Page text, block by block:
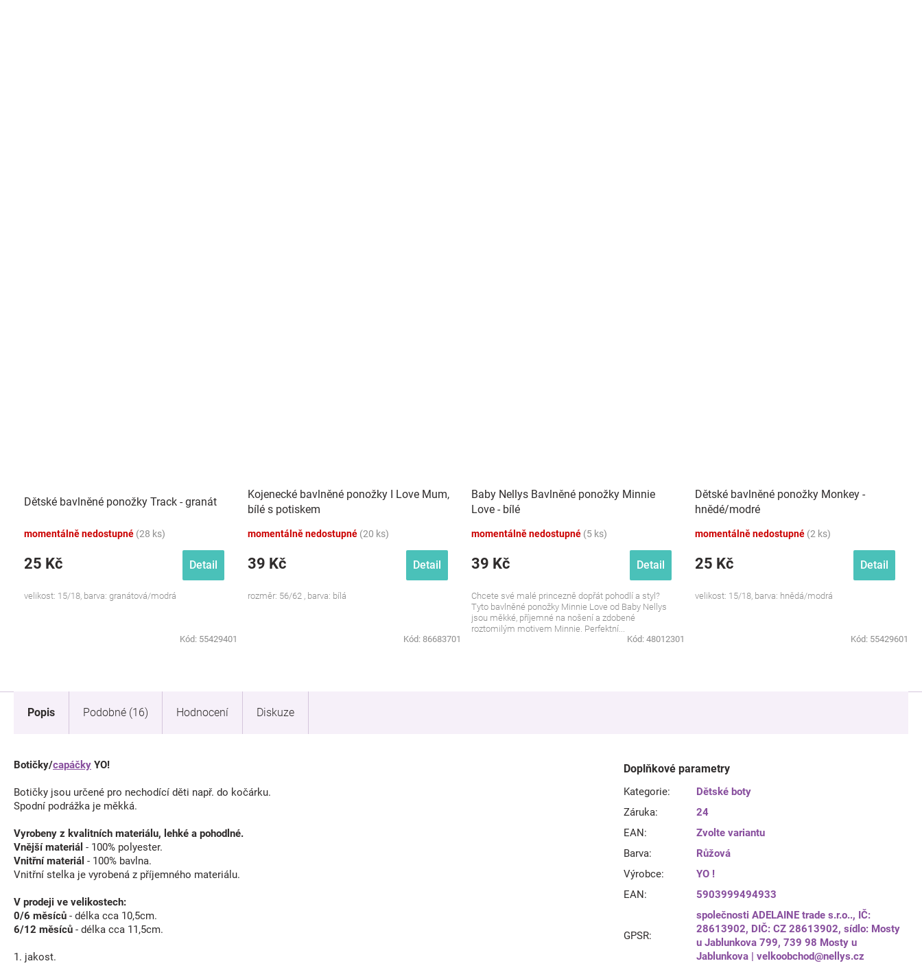
Dětské bavlněné ponožky Track - granát
momentálně nedostupné (28 ks)
25 Kč Detail
velikost: 15/18, barva: granátová/modrá
Kód: 55429401
Kojenecké bavlněné ponožky I Love Mum,
bílé s potiskem
momentálně nedostupné (20 ks)
39 Kč Detail
rozměr: 56/62 , barva: bílá
Kód: 86683701
Baby Nellys Bavlněné ponožky Minnie
Love - bílé
momentálně nedostupné (5 ks)
39 Kč Detail
Chcete své malé princezně dopřát pohodlí a styl?
Tyto bavlněné ponožky Minnie Love od Baby Nellys
jsou měkké, příjemné na nošení a zdobené
roztomilým motivem Minnie. Perfektní...
Kód: 48012301
Dětské bavlněné ponožky Monkey -
hnědé/modré
momentálně nedostupné (2 ks)
25 Kč Detail
velikost: 15/18, barva: hnědá/modrá
Kód: 55429601
Popis Podobné (16) Hodnocení Diskuze
Botičky/capáčky YO!
Botičky jsou určené pro nechodící děti např. do kočárku.
Spodní podrážka je měkká.
Vyrobeny z kvalitních materiálu, lehké a pohodlné.
Vnější materiál - 100% polyester.
Vnitřní materiál - 100% bavlna.
Vnitřní stelka je vyrobená z příjemného materiálu.
V prodeji ve velikostech:
0/6 měsíců - délka cca 10,5cm.
6/12 měsíců - délka cca 11,5cm.
1. jakost.
Doplňkové parametry
Kategorie:
Dětské boty
Záruka:
24
EAN:
Zvolte variantu
Barva:
Růžová
Výrobce:
YO !
EAN: 5903999494933
GPSR:
společnosti ADELAINE trade s.r.o.., IČ:
28613902, DIČ: CZ 28613902, sídlo: Mosty
u Jablunkova 799, 739 98 Mosty u
Jablunkova | velkoobchod@nellys.cz